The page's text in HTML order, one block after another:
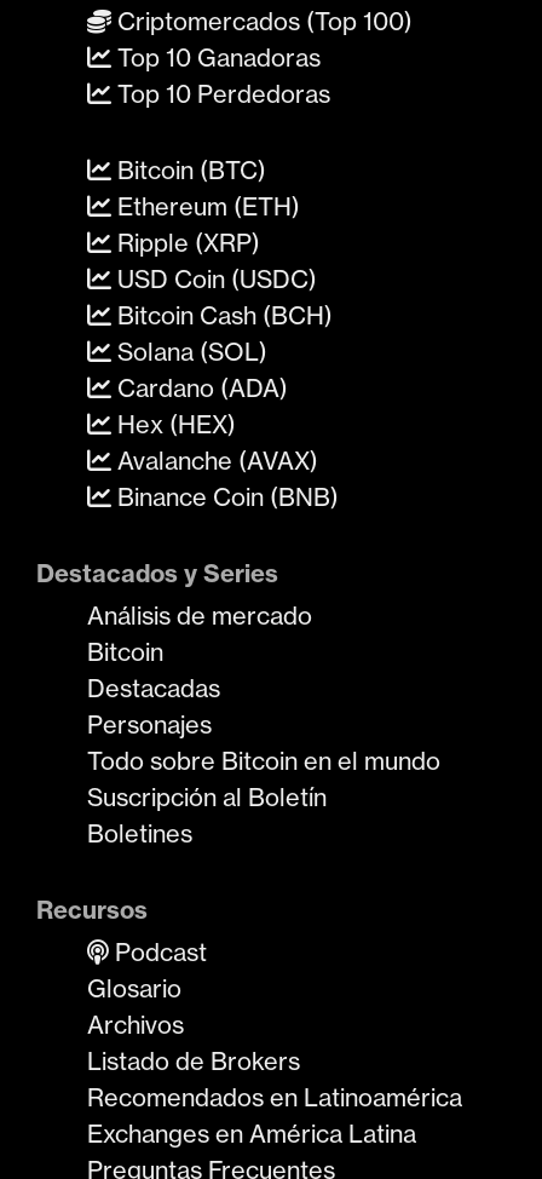
Criptomercados (Top 100)
Top 10 Ganadoras
Top 10 Perdedoras
Bitcoin (BTC)
Ethereum (ETH)
Ripple (XRP)
USD Coin (USDC)
Bitcoin Cash (BCH)
Solana (SOL)
Cardano (ADA)
Hex (HEX)
Avalanche (AVAX)
Binance Coin (BNB)
Destacados y Series
Análisis de mercado
Bitcoin
Destacadas
Personajes
Todo sobre Bitcoin en el mundo
Suscripción al Boletín
Boletines
Recursos
Podcast
Glosario
Archivos
Listado de Brokers
Recomendados en Latinoamérica
Exchanges en América Latina
Preguntas Frecuentes